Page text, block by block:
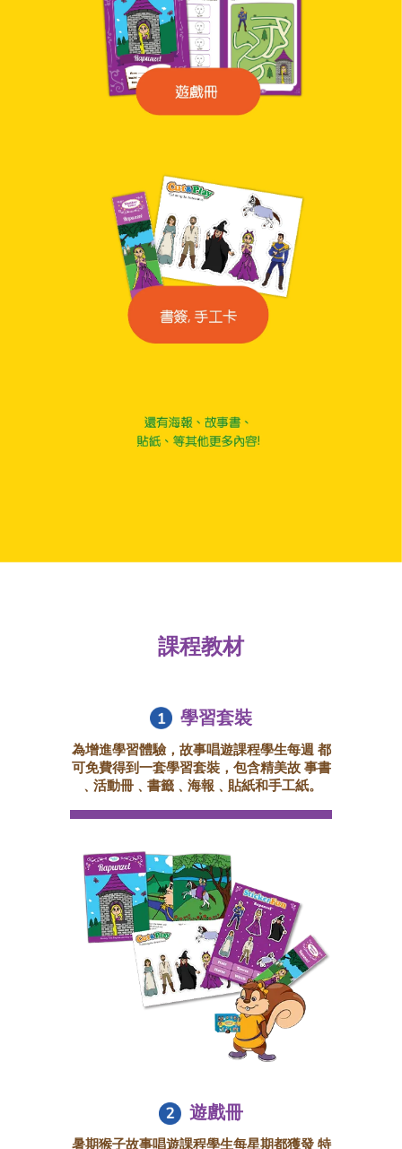
課程教材
學習套裝
為增進學習體驗，故事唱遊課程學生每週 都
可免費得到一套學習套裝，包含精美故 事書
﹑活動冊﹑書籤﹑海報﹑貼紙和手工紙。
遊戲冊
暑期猴子故事唱遊課程學生每星期都獲發 特